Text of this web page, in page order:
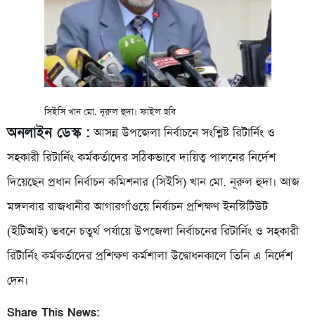
সিইসি খান মো. নূরুল হুদা। ফাইল ছবি
অনলাইন ডেস্ক : আসন্ন উপজেলা নির্বাচনে সংশ্লিষ্ট রিটার্নিং ও
সহকারী রিটার্নিং কর্মকর্তাদের সঠিকভাবে দায়িত্ব পালনের নির্দেশ
দিয়েছেন প্রধান নির্বাচন কমিশনার (সিইসি) খান মো. নূরুল হুদা। আজ
মঙ্গলবার রাজধানীর আগারগাঁওয়ে নির্বাচন প্রশিক্ষণ ইনস্টিটিউট
(ইটিআই) ভবনে চতুর্থ পর্যায়ে উপজেলা নির্বাচনের রিটার্নিং ও সহকারী
রিটার্নিং কর্মকর্তাদের প্রশিক্ষণ কর্মশালা উদ্বোধনকালে তিনি এ নির্দেশ
দেন।
Share This News: